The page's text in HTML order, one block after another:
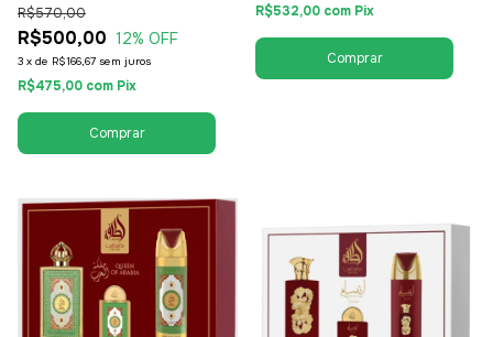
Masculino
R$500,00
R$570,00
12% OFF
3 x de R$166,67 sem juros
R$475,00 com Pix
R$532,00 com Pix